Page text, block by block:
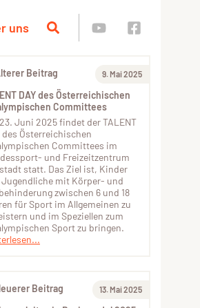
uns
Beitrag 9. Mai 2025
DAY des Österreichischen
Committees
Juni 2025 findet der TALENT
des Österreichischen
Committees im
und Freizeitzentrum
statt. Das Ziel ist, Kinder
Jugendliche mit Körper- und
zwischen 6 und 18
für Sport im Allgemeinen zu
und im Speziellen zum
Sport zu bringen.
Beitrag 13. Mai 2025